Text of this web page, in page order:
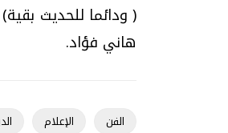
( ودائما للحديث
هاني فؤاد.
الفن الإعلام